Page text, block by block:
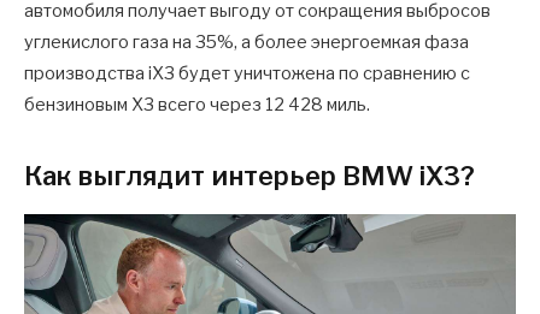
автомобиля получает выгоду от сокращения выбросов
углекислого газа на 35%, а более энергоемкая фаза
производства iX3 будет уничтожена по сравнению с
бензиновым X3 всего через 12 428 миль.
Как выглядит интерьер BMW iX3?